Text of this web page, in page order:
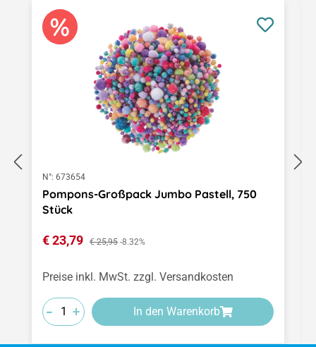
N°: 673654
Pompons-Großpack Jumbo Pastell, 750
Stück
Verkaufspreis:
€ 23,79 Regulärer Preis:
€ 25,95 -8.32%
Preise inkl. MwSt. zzgl. Versandkosten
-
-
- +
+
+ In den Warenkorb